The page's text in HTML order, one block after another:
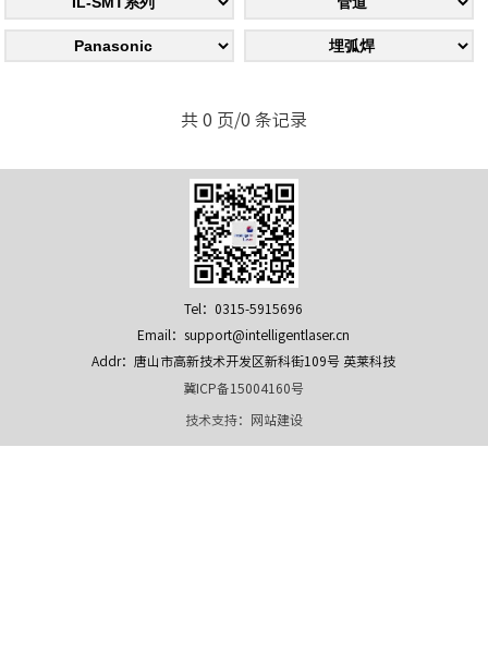
共 0 页/0 条记录
Tel：0315-5915696
Email：support@intelligentlaser.cn
Addr：唐山市高新技术开发区新科街109号 英莱科技
冀ICP备15004160号
技术支持： 网站建设